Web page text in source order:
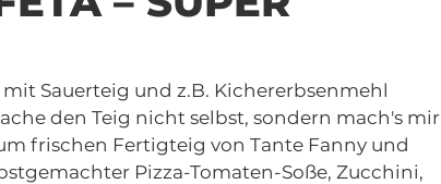
GESUND UND SO.
mit Sauerteig und z.B. Kichererbsenmehl
den Teig nicht selbst, sondern mach's mir
frischen Fertigteig von Tante Fanny und
Pizza-Tomaten-Soße, Zucchini,